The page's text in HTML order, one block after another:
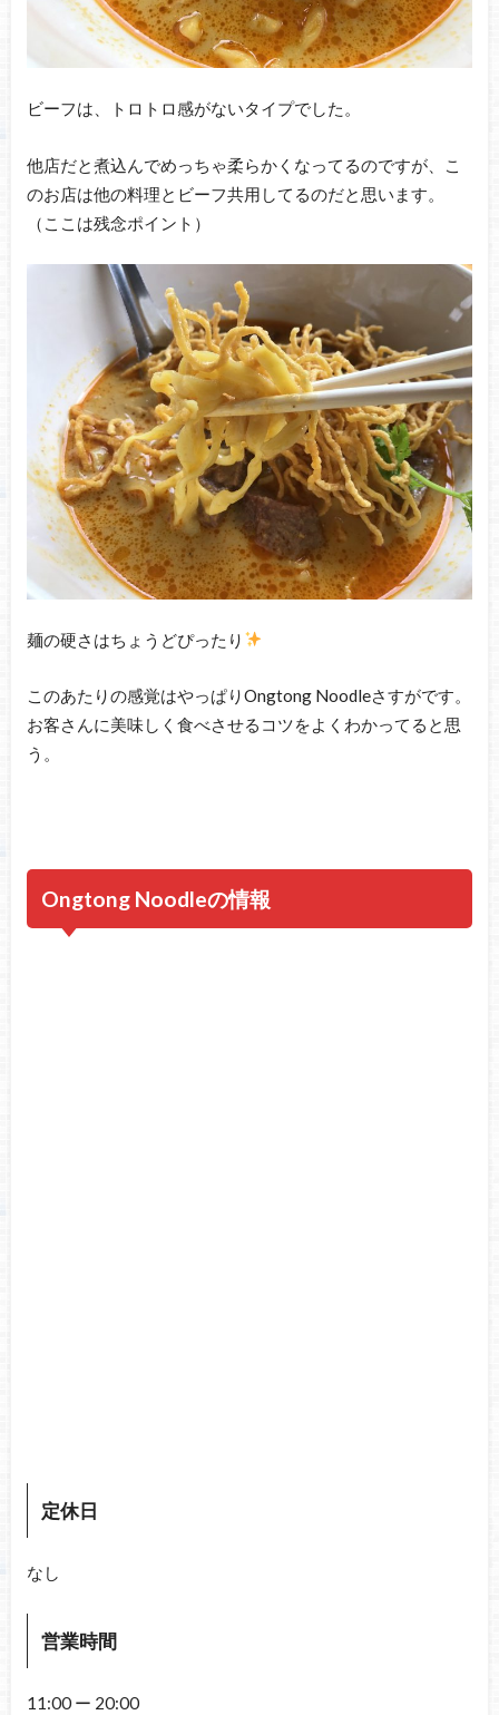
ビーフは、トロトロ感がないタイプでした。
他店だと煮込んでめっちゃ柔らかくなってるのですが、こ
のお店は他の料理とビーフ共用してるのだと思います。
（ここは残念ポイント）
麺の硬さはちょうどぴったり
このあたりの感覚はやっぱりOngtong Noodleさすがです。
お客さんに美味しく食べさせるコツをよくわかってると思
う。
Ongtong Noodleの情報
定休日
なし
営業時間
11:00 ー 20:00